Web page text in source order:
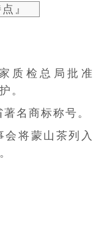
浓鲜，汤色清
味甘鲜醇，叶
万春银叶（ 蒙顶
叶长春紧细多
点击展开免费
』